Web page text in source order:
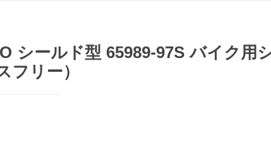
シールド型 65989-97S バイク用
フリー）